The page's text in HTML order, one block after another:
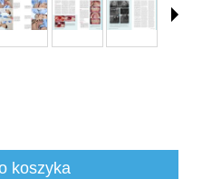
koszyka